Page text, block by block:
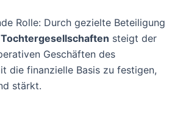
Rolle: Durch gezielte Beteiligung
Tochtergesellschaften steigt der
Geschäften des
die finanzielle Basis zu festigen,
stärkt.